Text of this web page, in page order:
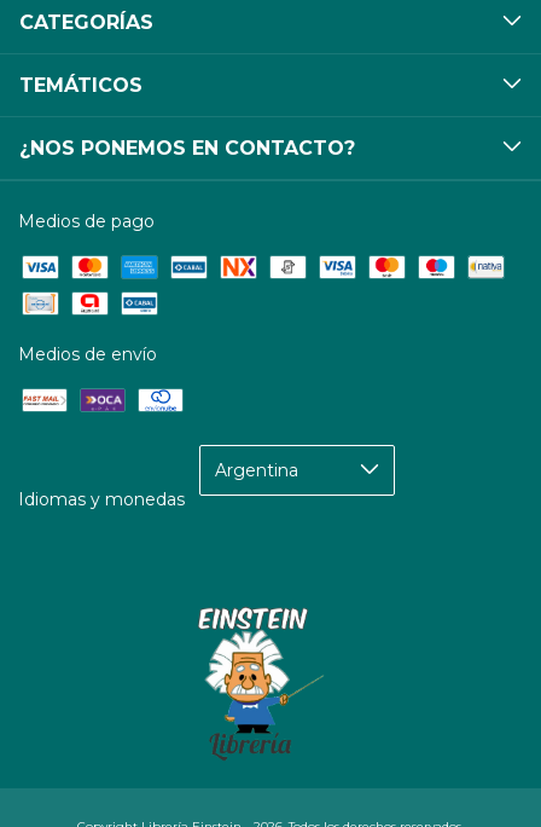
CATEGORÍAS
TEMÁTICOS
¿NOS PONEMOS EN CONTACTO?
Medios de pago
Medios de envío
Idiomas y monedas